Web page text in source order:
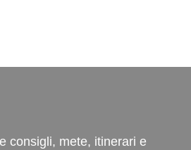
consigli, mete, itinerari e